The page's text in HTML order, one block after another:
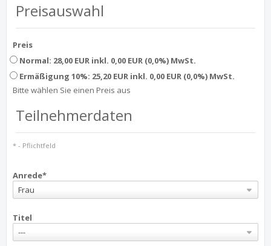
Preisauswahl
Preis
Normal: 28,00 EUR inkl. 0,00 EUR (0,0%) MwSt.
Ermäßigung 10%: 25,20 EUR inkl. 0,00 EUR (0,0%) MwSt.
Bitte wählen Sie einen Preis aus
Teilnehmerdaten
* - Pflichtfeld
Anrede*
Frau
Titel
---